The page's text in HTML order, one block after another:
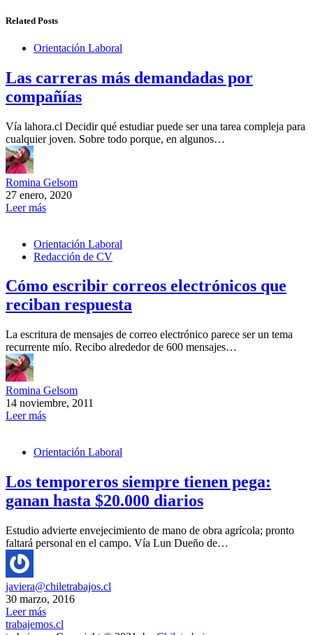
Related Posts
Orientación Laboral
Las carreras más demandadas por
compañías
Vía lahora.cl Decidir qué estudiar puede ser una tarea compleja para
cualquier joven. Sobre todo porque, en algunos…
Romina Gelsom
27 enero, 2020
Leer más
Orientación Laboral
Redacción de CV
Cómo escribir correos electrónicos que
reciban respuesta
La escritura de mensajes de correo electrónico parece ser un tema
recurrente mío. Recibo alrededor de 600 mensajes…
Romina Gelsom
14 noviembre, 2011
Leer más
Orientación Laboral
Los temporeros siempre tienen pega:
ganan hasta $20.000 diarios
Estudio advierte envejecimiento de mano de obra agrícola; pronto
faltará personal en el campo. Vía Lun Dueño de…
javiera@chiletrabajos.cl
30 marzo, 2016
Leer más
trabajemos.cl